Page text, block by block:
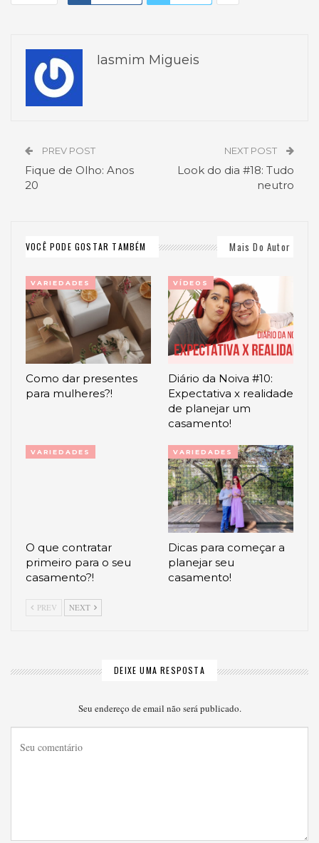
Iasmim Migueis
PREV POST
Fique de Olho: Anos
20
NEXT POST
Look do dia #18: Tudo
neutro
VOCÊ PODE GOSTAR TAMBÉM Mais Do Autor
VARIEDADES
Como dar presentes
para mulheres?!
VÍDEOS
Diário da Noiva #10:
Expectativa x realidade
de planejar um
casamento!
VARIEDADES
O que contratar
primeiro para o seu
casamento?!
VARIEDADES
Dicas para começar a
planejar seu
casamento!
PREV NEXT
DEIXE UMA RESPOSTA
Seu endereço de email não será publicado.